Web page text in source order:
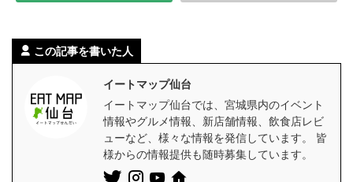
この記事を書いた人
イートマップ仙台
イートマップ仙台では、宮城県内のイベント
情報やグルメ情報、新店舗情報、飲食店レビ
ューなど、様々な情報を発信しています。 皆
様からの情報提供も随時募集しています。